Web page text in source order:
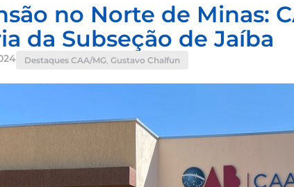
no Norte de Minas:
da Subseção de Jaíba
Destaques CAA/MG, Gustavo Chalfun